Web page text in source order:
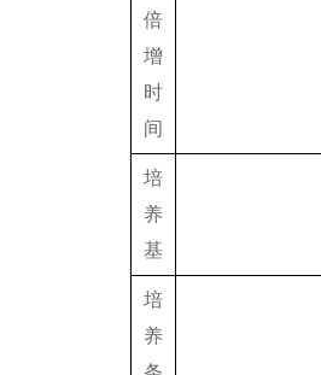
倍
增
时
间
培
养
基
培
养